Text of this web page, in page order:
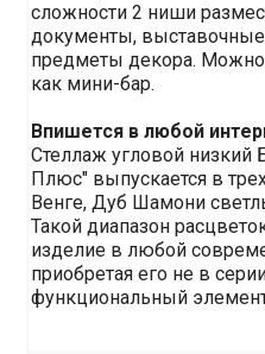
сложности 2 ниши
документы,
предметы декора. Можно
как мини-бар.
Впишется в любой
Стеллаж угловой низкий
Плюс" выпускается в
Венге, Дуб Шамони
Такой диапазон
изделие в любой
приобретая его не в
функциональный